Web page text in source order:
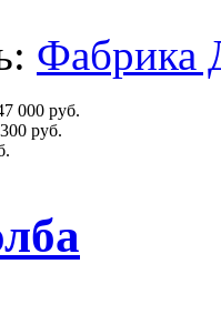
Фабрика
000 руб.
руб.